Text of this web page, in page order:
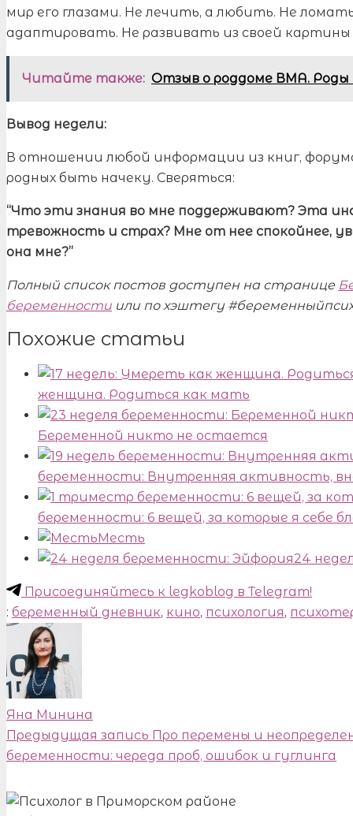
мир его глазами. Не лечить, а любить. Не
адаптировать. Не развивать из своей
Читайте также: Отзыв о роддоме ВМА. Роды
Вывод недели:
В отношении любой информации из книг,
родных быть начеку. Сверяться:
“Что эти знания во мне поддерживают? Эта
тревожность и страх? Мне от нее спокойнее,
она мне?”
Полный список постов доступен на странице
беременности или по хэштегу
Похожие статьи
женщина. Родиться как мать
Беременной никто не остается
беременности: Внутренняя активность,
беременности: 6 вещей, за которые я себе
Месть
24
Присоединяйтесь к legkoblog в Telegram!
: беременный дневник, кино, психология,
Яна Минина
Предыдущая запись Про перемены и
беременности: череда проб, ошибок и гуглинга